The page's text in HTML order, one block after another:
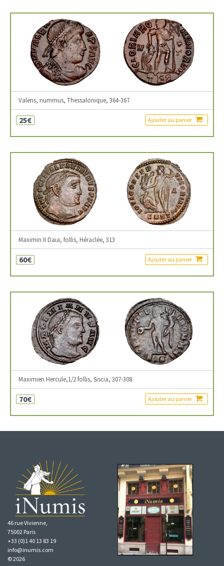
Valens, nummus, Thessalonique, 364-367
25€ Ajouter au panier
Maximin II Daia, follis, Héraclée, 313
60€ Ajouter au panier
Maximien Hercule,1/2 follis, Siscia, 307-308
70€ Ajouter au panier
46 rue Vivienne,
75002 Paris
+33 (0)1 40 13 83 19
info@inumis.com
© 2026